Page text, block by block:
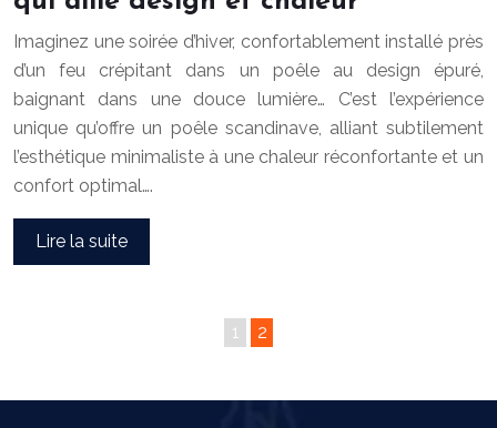
Imaginez une soirée d’hiver, confortablement installé près
d’un feu crépitant dans un poêle au design épuré,
baignant dans une douce lumière… C’est l’expérience
unique qu’offre un poêle scandinave, alliant subtilement
l’esthétique minimaliste à une chaleur réconfortante et un
confort optimal….
Lire la suite
1 2